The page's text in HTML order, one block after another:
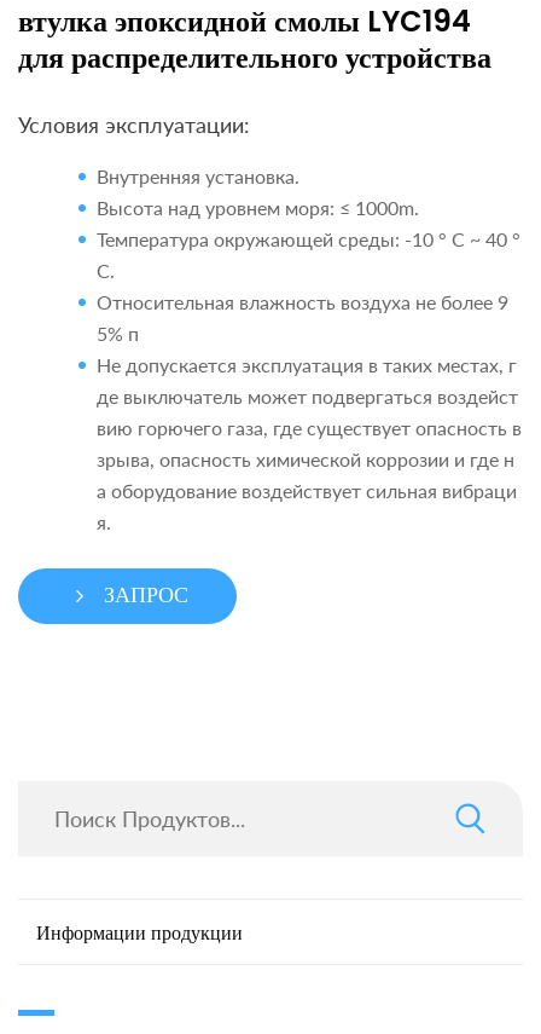
втулка эпоксидной смолы LYC194
для распределительного устройства
Условия эксплуатации:
Внутренняя установка.
Высота над уровнем моря: ≤ 1000m.
Температура окружающей среды: -10 ° C ~ 40 °
С.
Относительная влажность воздуха не более 9
5% п
Не допускается эксплуатация в таких местах, г
де выключатель может подвергаться воздейст
вию горючего газа, где существует опасность в
зрыва, опасность химической коррозии и где н
а оборудование воздействует сильная вибраци
я.
ЗАПРОС
Информации продукции